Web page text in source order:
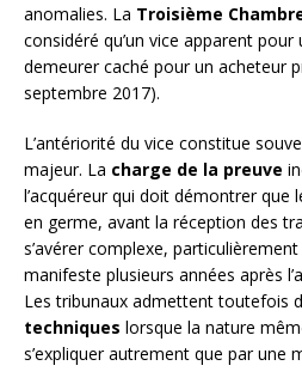
anomalies. La Troisième
considéré qu’un vice apparent
demeurer caché pour un acheteur
septembre 2017).
L’antériorité du vice constitue
majeur. La charge de la preuve
l’acquéreur qui doit démontrer que
en germe, avant la réception des
s’avérer complexe,
manifeste plusieurs années après
Les tribunaux admettent toutefois
techniques lorsque la nature
s’expliquer autrement que par une